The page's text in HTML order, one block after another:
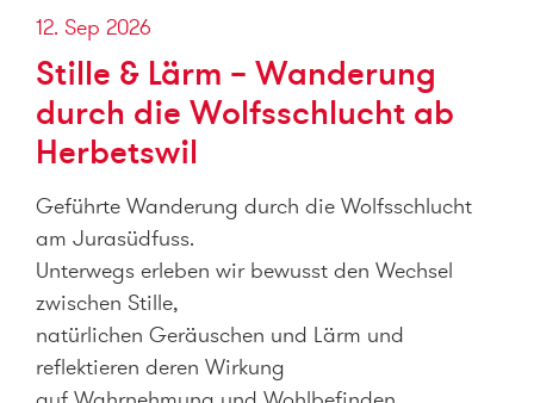
12. Sep 2026
Stille & Lärm – Wanderung
durch die Wolfsschlucht ab
Herbetswil
Geführte Wanderung durch die Wolfsschlucht
am Jurasüdfuss.
Unterwegs erleben wir bewusst den Wechsel
zwischen Stille,
natürlichen Geräuschen und Lärm und
reflektieren deren Wirkung